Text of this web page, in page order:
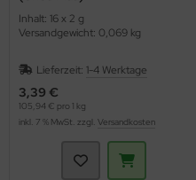
Inhalt: 16 x 2 g
Versandgewicht: 0,069 kg
Lieferzeit: 1-4 Werktage
3,39 €
105,94 € pro 1 kg
inkl. 7 % MwSt. zzgl. Versandkosten